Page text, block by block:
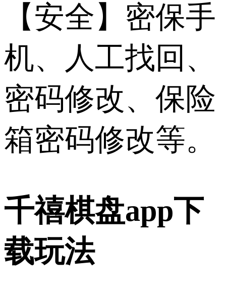
【安全】密保手
机、人工找回、
密码修改、保险
箱密码修改等。
千禧棋盘app下
载玩法